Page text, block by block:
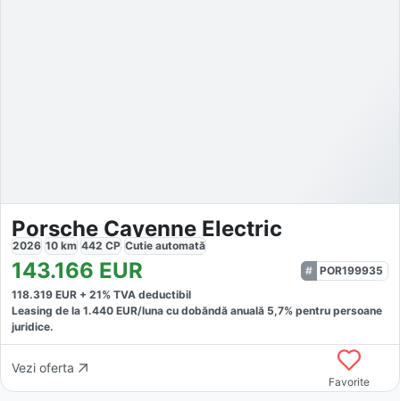
Porsche Cayenne Electric
2026 10 km 442 CP Cutie automată
143.166 EUR
POR199935
118.319 EUR + 21% TVA deductibil
Leasing de la 1.440 EUR/luna cu dobăndă anuală 5,7% pentru persoane
juridice.
Vezi oferta
Favorite